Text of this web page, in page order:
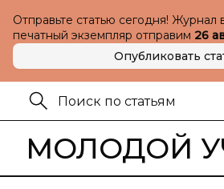
Отправьте статью сегодня! Журнал
печатный экземпляр отправим 26
Опубликовать
МОЛОДОЙ